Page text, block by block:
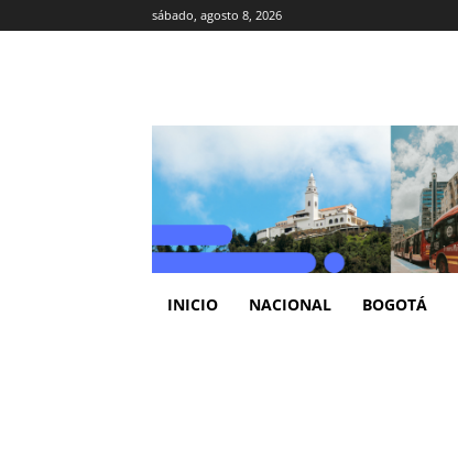
sábado, agosto 8, 2026
INICIO NACIONAL BOGOTÁ